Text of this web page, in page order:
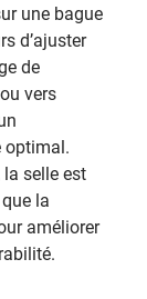
une bague
d’ajuster
de
vers
optimal.
la selle est
la
améliorer